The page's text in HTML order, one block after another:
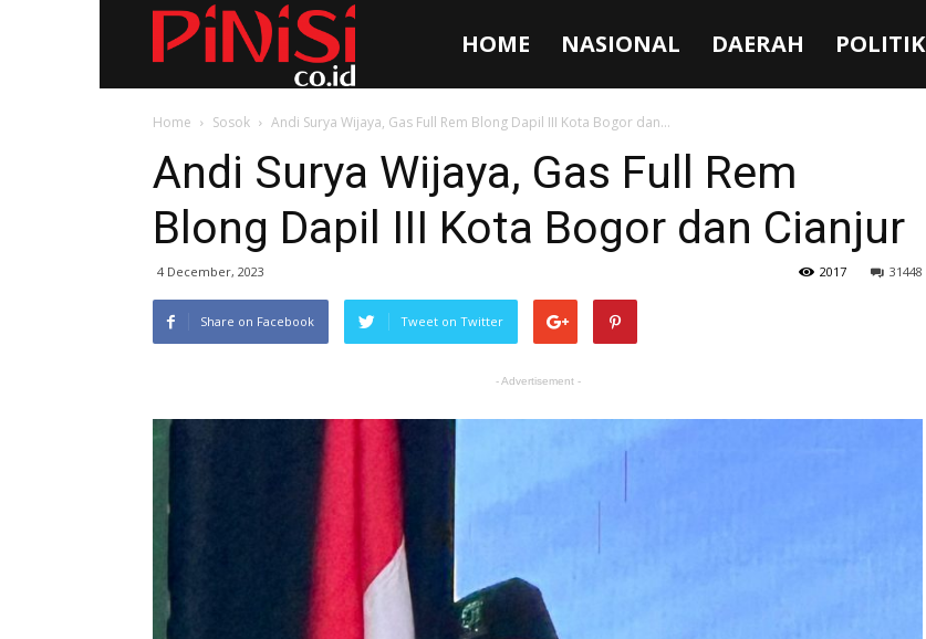
HOME NASIONAL DAERAH POLITIK
Home Sosok Andi Surya Wijaya, Gas Full Rem Blong Dapil III Kota Bogor dan...
Andi Surya Wijaya, Gas Full Rem
Blong Dapil III Kota Bogor dan Cianjur
4 December, 2023 31448
2017
Share on Facebook Tweet on Twitter
- Advertisement -